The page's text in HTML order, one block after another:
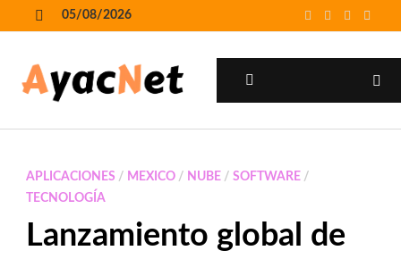
to
05/08/2026
APLICACIONES / MEXICO/ NUBE/ SOFTWARE/
TECNOLOGÍA
Lanzamiento global de